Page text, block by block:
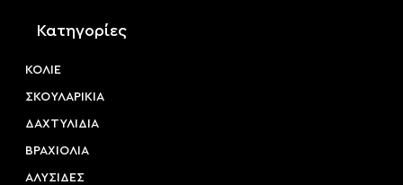
Κατηγορίες
ΚΟΛΙΕ
ΣΚΟΥΛΑΡΙΚΙΑ
ΔΑΧΤΥΛΙΔΙΑ
ΒΡΑΧΙΟΛΙΑ
ΑΛΥΣΙΔΕΣ